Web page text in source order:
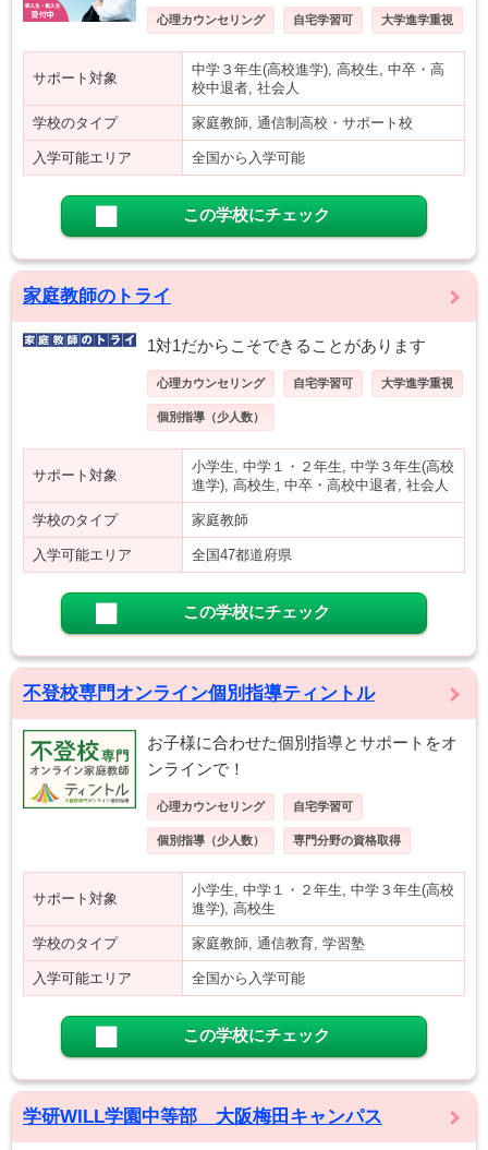
心理カウンセリング 自宅学習可 大学進学重視
サポート対象
中学３年生(高校進学), 高校生, 中卒・高
校中退者, 社会人
学校のタイプ 家庭教師, 通信制高校・サポート校
入学可能エリア 全国から入学可能
この学校にチェック
家庭教師のトライ
1対1だからこそできることがあります
心理カウンセリング 自宅学習可 大学進学重視
個別指導（少人数）
サポート対象
小学生, 中学１・２年生, 中学３年生(高校
進学), 高校生, 中卒・高校中退者, 社会人
学校のタイプ 家庭教師
入学可能エリア 全国47都道府県
この学校にチェック
不登校専門オンライン個別指導ティントル
お子様に合わせた個別指導とサポートをオ
ンラインで！
心理カウンセリング 自宅学習可
個別指導（少人数） 専門分野の資格取得
サポート対象
小学生, 中学１・２年生, 中学３年生(高校
進学), 高校生
学校のタイプ 家庭教師, 通信教育, 学習塾
入学可能エリア 全国から入学可能
この学校にチェック
学研WILL学園中等部 大阪梅田キャンパス